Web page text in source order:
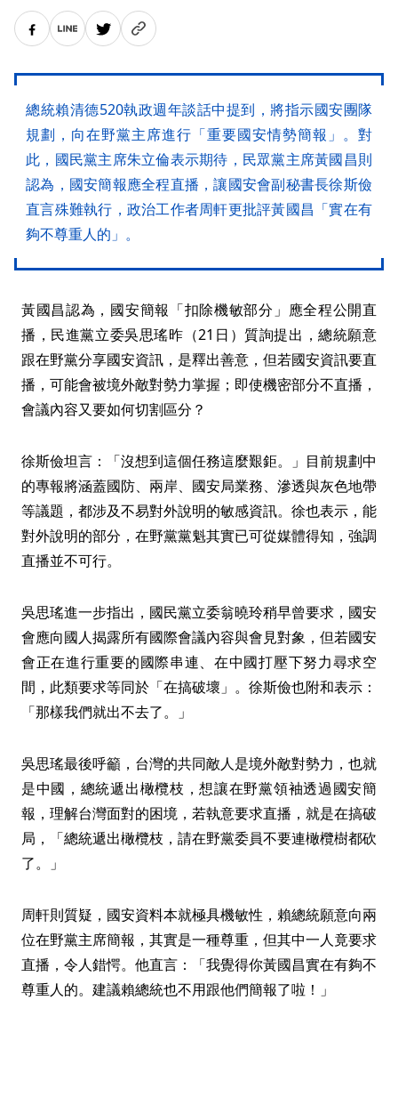
總統賴清德520執政週年談話中提到，將指示國安團隊
規劃，向在野黨主席進行「重要國安情勢簡報」。對
此，國民黨主席朱立倫表示期待，民眾黨主席黃國昌則
認為，國安簡報應全程直播，讓國安會副秘書長徐斯儉
直言殊難執行，政治工作者周軒更批評黃國昌「實在有
夠不尊重人的」。
黃國昌認為，國安簡報「扣除機敏部分」應全程公開直
播，民進黨立委吳思瑤昨（21日）質詢提出，總統願意
跟在野黨分享國安資訊，是釋出善意，但若國安資訊要直
播，可能會被境外敵對勢力掌握；即使機密部分不直播，
會議內容又要如何切割區分？
徐斯儉坦言：「沒想到這個任務這麼艱鉅。」目前規劃中
的專報將涵蓋國防、兩岸、國安局業務、滲透與灰色地帶
等議題，都涉及不易對外說明的敏感資訊。徐也表示，能
對外說明的部分，在野黨黨魁其實已可從媒體得知，強調
直播並不可行。
吳思瑤進一步指出，國民黨立委翁曉玲稍早曾要求，國安
會應向國人揭露所有國際會議內容與會見對象，但若國安
會正在進行重要的國際串連、在中國打壓下努力尋求空
間，此類要求等同於「在搞破壞」。徐斯儉也附和表示：
「那樣我們就出不去了。」
吳思瑤最後呼籲，台灣的共同敵人是境外敵對勢力，也就
是中國，總統遞出橄欖枝，想讓在野黨領袖透過國安簡
報，理解台灣面對的困境，若執意要求直播，就是在搞破
局，「總統遞出橄欖枝，請在野黨委員不要連橄欖樹都砍
了。」
周軒則質疑，國安資料本就極具機敏性，賴總統願意向兩
位在野黨主席簡報，其實是一種尊重，但其中一人竟要求
直播，令人錯愕。他直言：「我覺得你黃國昌實在有夠不
尊重人的。建議賴總統也不用跟他們簡報了啦！」